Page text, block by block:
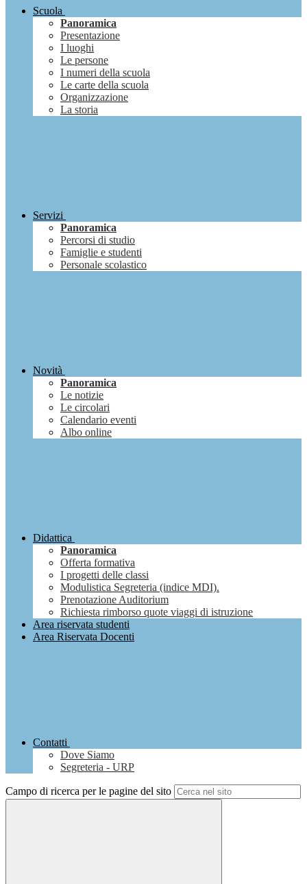
Scuola
Panoramica
Presentazione
I luoghi
Le persone
I numeri della scuola
Le carte della scuola
Organizzazione
La storia
Servizi
Panoramica
Percorsi di studio
Famiglie e studenti
Personale scolastico
Novità
Panoramica
Le notizie
Le circolari
Calendario eventi
Albo online
Didattica
Panoramica
Offerta formativa
I progetti delle classi
Modulistica Segreteria (indice MDI).
Prenotazione Auditorium
Richiesta rimborso quote viaggi di istruzione
Area riservata studenti
Area Riservata Docenti
Contatti
Dove Siamo
Segreteria - URP
Campo di ricerca per le pagine del sito